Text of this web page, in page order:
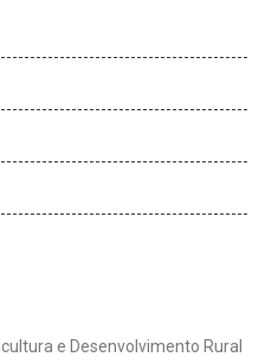
e Desenvolvimento Rural